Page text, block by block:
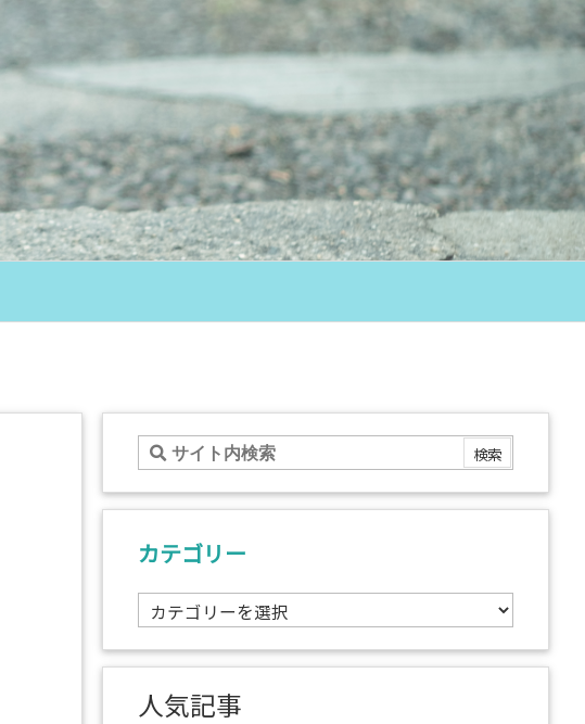
カテゴリー
カ
テ
ゴ
ー
人気記事